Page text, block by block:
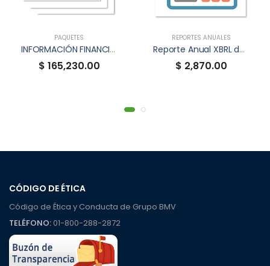
PAQUETES
INFORMACIÓN FINANCIERA TRIMESTRAL XBRL
$ 165,230.00
REPORTES ANUALES
Reporte Anual XBRL de DANHOS
$ 2,870.00
CÓDIGO DE ÉTICA
Código de Ética y Conducta de Grupo BMV
TELÉFONO:01-800-288-2872